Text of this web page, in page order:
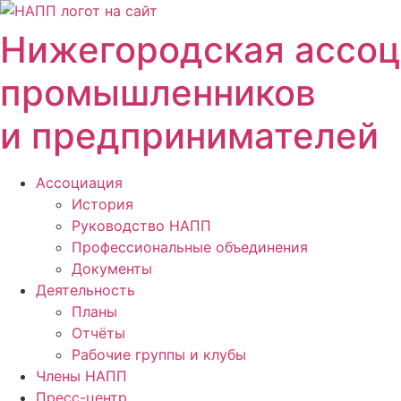
Перейти
содержимому
Нижегородская
промышленников
и предпринимателей
Ассоциация
История
Руководство НАПП
Профессиональные объединения
Документы
Деятельность
Планы
Отчёты
Рабочие группы и клубы
Члены НАПП
Пресс-центр